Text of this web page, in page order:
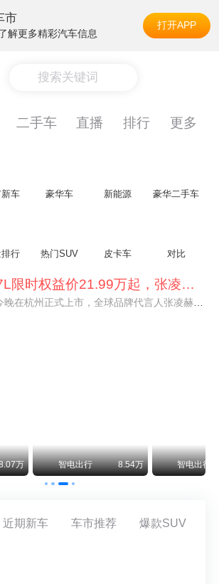
市
解更多精彩汽车信息
打开APP
搜索关键词
二手车 直播 排行 更多
新车 豪华车 新能源 豪华二手车
行 热门SUV 皮卡车 对比
阿维塔07L限时权益价21.99万起，张凌赫成首位车主
阿维塔07L今晚在杭州正式上市，全球品牌代言人张凌赫现场提车，成为这台车的第一位主人。三个版本：Elite纯电版22.99万，Max+后驱纯电版24.99万，Ultra三电机四驱版27.99万。
万 智电出行 8.54万 智电出行
近期新车 车市推荐 爆款SUV